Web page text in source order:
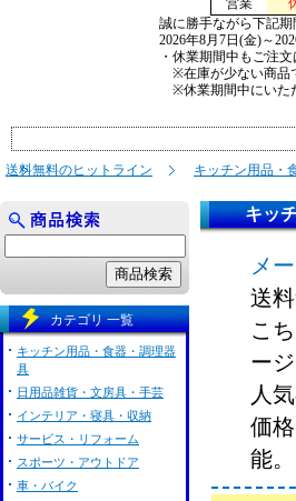
営業
誠に勝手ながら下記
2026年8月7日(金)～
・休業期間中もご注
※在庫が少ない商品
※休業期間中にいた
送料無料のヒットライン キッチン用品・
キッ
メ
送
こ
ージ
人
価
能。
カテゴリ 一覧
キッチン用品・食器・調理器
具
日用品雑貨・文房具・手芸
インテリア・寝具・収納
サービス・リフォーム
スポーツ・アウトドア
車・バイク